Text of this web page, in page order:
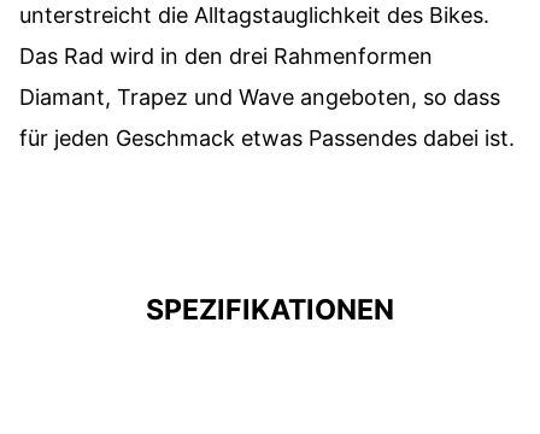
unterstreicht die Alltagstauglichkeit des Bikes.
Das Rad wird in den drei Rahmenformen
Diamant, Trapez und Wave angeboten, so dass
für jeden Geschmack etwas Passendes dabei ist.
SPEZIFIKATIONEN